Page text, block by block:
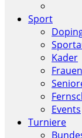
Sport
Kader
Frauen
Events
Turniere